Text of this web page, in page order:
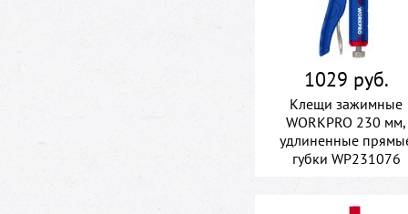
1029 руб.
Клещи зажимные
WORKPRO 230 мм,
удлиненные
губки WP231076